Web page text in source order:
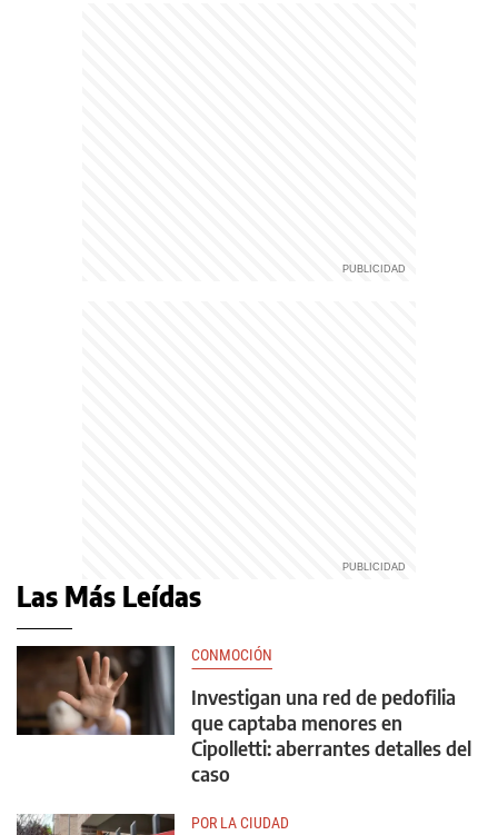
Las Más Leídas
CONMOCIÓN
Investigan una red de pedofilia
que captaba menores en
Cipolletti: aberrantes detalles del
caso
POR LA CIUDAD